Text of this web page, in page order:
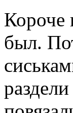
Короче
был.